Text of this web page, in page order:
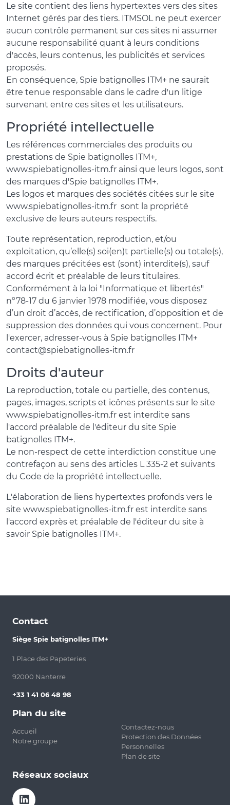
Le site contient des liens hypertextes vers des sites
Internet gérés par des tiers. ITMSOL ne peut exercer
aucun contrôle permanent sur ces sites ni assumer
aucune responsabilité quant à leurs conditions
d'accès, leurs contenus, les publicités et services
proposés.
En conséquence, Spie batignolles ITM+ ne saurait
être tenue responsable dans le cadre d'un litige
survenant entre ces sites et les utilisateurs.
Propriété intellectuelle
Les références commerciales des produits ou
prestations de Spie batignolles ITM+,
www.spiebatignolles-itm.fr ainsi que leurs logos, sont
des marques d'Spie batignolles ITM+.
Les logos et marques des sociétés citées sur le site
www.spiebatignolles-itm.fr sont la propriété
exclusive de leurs auteurs respectifs.
Toute représentation, reproduction, et/ou
exploitation, qu’elle(s) soi(en)t partielle(s) ou totale(s),
des marques précitées est (sont) interdite(s), sauf
accord écrit et préalable de leurs titulaires.
Conformément à la loi "Informatique et libertés"
n°78-17 du 6 janvier 1978 modifiée, vous disposez
d’un droit d’accès, de rectification, d’opposition et de
suppression des données qui vous concernent. Pour
l'exercer, adresser-vous à Spie batignolles ITM+
contact@spiebatignolles-itm.fr
Droits d'auteur
La reproduction, totale ou partielle, des contenus,
pages, images, scripts et icônes présents sur le site
www.spiebatignolles-itm.fr est interdite sans
l'accord préalable de l'éditeur du site Spie
batignolles ITM+.
Le non-respect de cette interdiction constitue une
contrefaçon au sens des articles L 335-2 et suivants
du Code de la propriété intellectuelle.
L'élaboration de liens hypertextes profonds vers le
site www.spiebatignolles-itm.fr est interdite sans
l'accord exprès et préalable de l'éditeur du site à
savoir Spie batignolles ITM+.
Contact
Siège Spie batignolles ITM+
1 Place des Papeteries
92000 Nanterre
+33 1 41 06 48 98
Plan du site
Accueil
Notre groupe
Contactez-nous
Protection des Données
Personnelles
Plan de site
Réseaux sociaux